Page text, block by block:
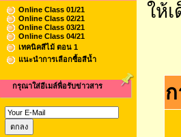
Online Class 01/21
Online Class 02/21
Online Class 03/21
Online Class 04/21
เทคนิคสีไม้ ตอน 1
แนะนำการเลือกซื้อสีน้ำ
กรุณาใส่อีเมล์พื่อรับข่าวสาร
ให้
ห